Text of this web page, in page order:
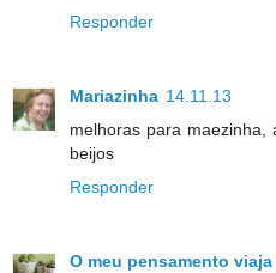
Responder
Mariazinha 14.11.13
melhoras para maezinha,
beijos
Responder
O meu pensamento viaja